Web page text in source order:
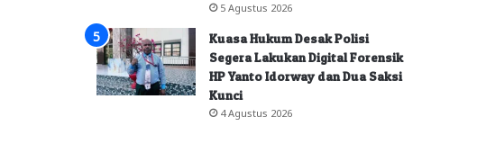
5 Agustus 2026
Kuasa Hukum Desak Polisi
Segera Lakukan Digital Forensik
HP Yanto Idorway dan Dua Saksi
Kunci
4 Agustus 2026